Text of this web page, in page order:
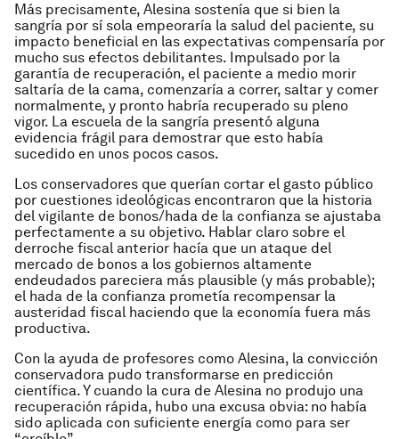
Más precisamente, Alesina sostenía que si bien la
sangría por sí sola empeoraría la salud del paciente, su
impacto beneficial en las expectativas compensaría por
mucho sus efectos debilitantes. Impulsado por la
garantía de recuperación, el paciente a medio morir
saltaría de la cama, comenzaría a correr, saltar y comer
normalmente, y pronto habría recuperado su pleno
vigor. La escuela de la sangría presentó alguna
evidencia frágil para demostrar que esto había
sucedido en unos pocos casos.
Los conservadores que querían cortar el gasto público
por cuestiones ideológicas encontraron que la historia
del vigilante de bonos/hada de la confianza se ajustaba
perfectamente a su objetivo. Hablar claro sobre el
derroche fiscal anterior hacía que un ataque del
mercado de bonos a los gobiernos altamente
endeudados pareciera más plausible (y más probable);
el hada de la confianza prometía recompensar la
austeridad fiscal haciendo que la economía fuera más
productiva.
Con la ayuda de profesores como Alesina, la convicción
conservadora pudo transformarse en predicción
científica. Y cuando la cura de Alesina no produjo una
recuperación rápida, hubo una excusa obvia: no había
sido aplicada con suficiente energía como para ser